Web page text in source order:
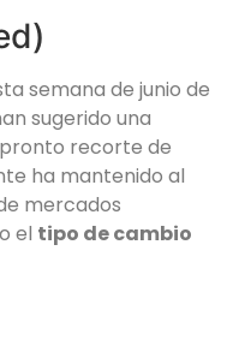
semana de junio de
sugerido una
recorte de
ha mantenido al
mercados
el tipo de cambio